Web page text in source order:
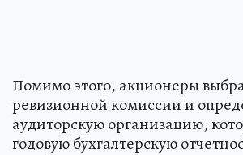
Помимо этого, акционеры
ревизионной комиссии и
аудиторскую организацию,
годовую бухгалтерскую